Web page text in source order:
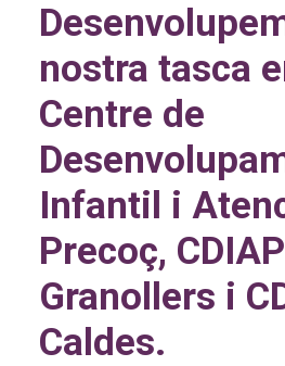
nostra tasca
Centre de
Infantil i
Precoç, CDIAP
Granollers i
Caldes.